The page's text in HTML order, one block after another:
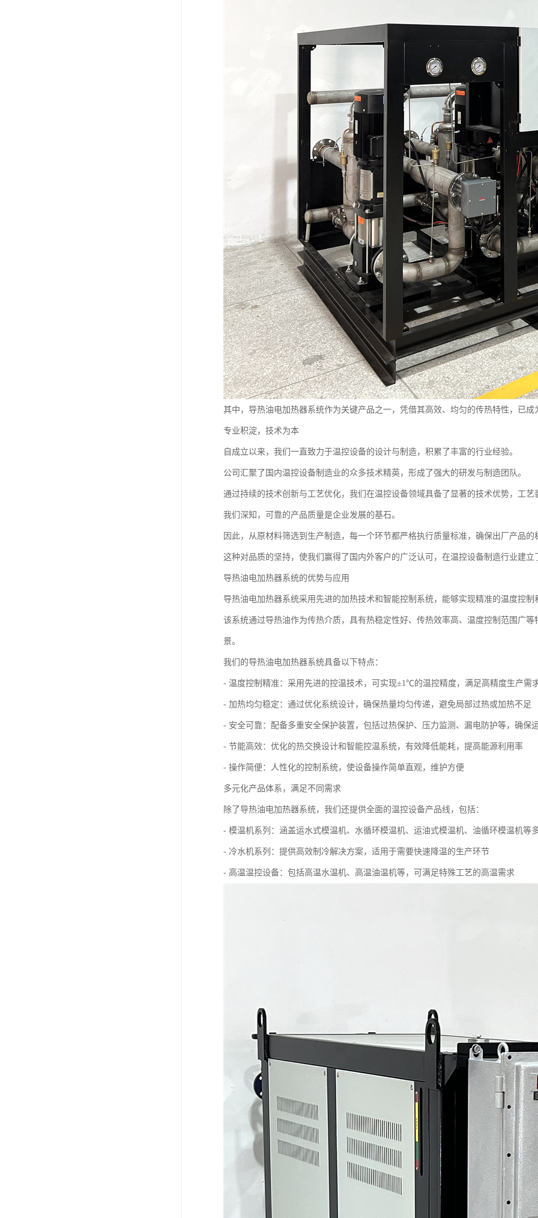
其中，导热油电加热器系统作为关键产品之一，凭借其高效、均匀的传热特性，已
专业积淀，技术为本
自成立以来，我们一直致力于温控设备的设计与制造，积累了丰富的行业经验。
公司汇聚了国内温控设备制造业的众多技术精英，形成了强大的研发与制造团队。
通过持续的技术创新与工艺优化，我们在温控设备领域具备了显著的技术优势，工
我们深知，可靠的产品质量是企业发展的基石。
因此，从原材料筛选到生产制造，每一个环节都严格执行质量标准，确保出厂产品的
这种对品质的坚持，使我们赢得了国内外客户的广泛认可，在温控设备制造行业建立
导热油电加热器系统的优势与应用
导热油电加热器系统采用先进的加热技术和智能控制系统，能够实现精准的温度控制
该系统通过导热油作为传热介质，具有热稳定性好、传热效率高、温度控制范围广
景。
我们的导热油电加热器系统具备以下特点：
- 温度控制精准：采用先进的控温技术，可实现±1℃的温控精度，满足高精度生产需
- 加热均匀稳定：通过优化系统设计，确保热量均匀传递，避免局部过热或加热不足
- 安全可靠：配备多重安全保护装置，包括过热保护、压力监测、漏电防护等，确保
- 节能高效：优化的热交换设计和智能控温系统，有效降低能耗，提高能源利用率
- 操作简便：人性化的控制系统，使设备操作简单直观，维护方便
多元化产品体系，满足不同需求
除了导热油电加热器系统，我们还提供全面的温控设备产品线，包括：
- 模温机系列：涵盖运水式模温机、水循环模温机、运油式模温机、油循环模温机等
- 冷水机系列：提供高效制冷解决方案，适用于需要快速降温的生产环节
- 高温温控设备：包括高温水温机、高温油温机等，可满足特殊工艺的高温需求